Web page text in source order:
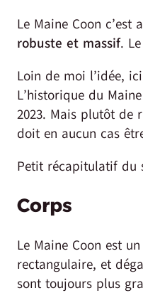
Le Maine Coon c’est
robuste et massif.
Loin de moi l’idée,
L’historique du
2023. Mais plutôt de
doit en aucun cas
Petit récapitulatif du
Corps
Le Maine Coon est
rectangulaire, et
sont toujours plus